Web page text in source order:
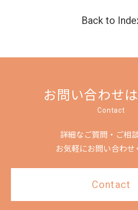
Back to
お問い合わせ
Contact
詳細なご質問・ご相談
お気軽にお問い合わせ
Contact